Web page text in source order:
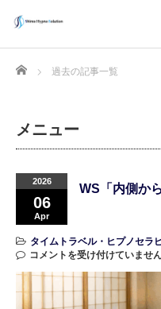
Home 過去の記事一覧
メニュー
2026
06
Apr
WS「内側か
タイムトラベル・ヒプノセラ
コメントを受け付けていませ